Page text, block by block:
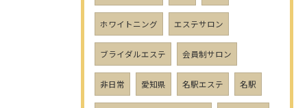
ホワイトニング エステサロン
ブライダルエステ 会員制サロン
非日常 愛知県 名駅エステ 名駅